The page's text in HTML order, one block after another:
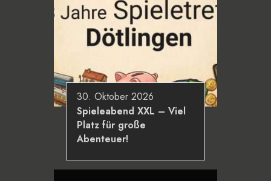
30. Oktober 2026
Spieleabend XXL – Viel
Platz für große
Abenteuer!